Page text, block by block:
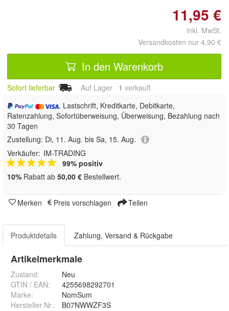
11,95 €
inkl. MwSt.
Versandkosten nur 4,90 €
In den Warenkorb
Sofort lieferbar Auf Lager 1 verkauft
, Lastschrift, Kreditkarte, Debitkarte,
Ratenzahlung, Sofortüberweisung, Überweisung, Bezahlung nach
30 Tagen
Zustellung: Di, 11. Aug. bis Sa, 15. Aug.
Verkäufer: IM-TRADING
99% positiv
10% Rabatt ab 50,00 € Bestellwert.
Merken Preis vorschlagen Teilen
Produktdetails Zahlung, Versand & Rückgabe
Artikelmerkmale
Zustand:
Neu
GTIN / EAN:
4255698292701
Marke:
NomSum
Hersteller Nr.:
B07NWWZF3S